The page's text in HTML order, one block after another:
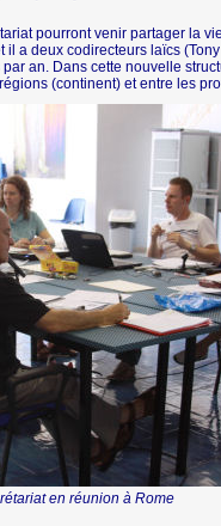
pourront venir partager la
a deux codirecteurs laïcs
an. Dans cette nouvelle
(continent) et entre les
en réunion à Rome